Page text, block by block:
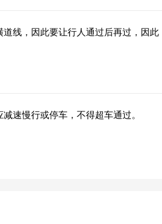
线，因此要让行人通过后再过，因此
速慢行或停车，不得超车通过。